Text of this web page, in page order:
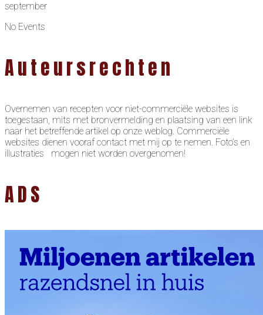
september
No Events
Auteursrechten
Overnemen van recepten voor niet-commerciële websites is
toegestaan, mits met bronvermelding en plaatsing van een link
naar het betreffende artikel op onze weblog. Commerciële
websites dienen vooraf contact met mij op te nemen. Foto’s en
illustraties mogen niet worden overgenomen!
ADS